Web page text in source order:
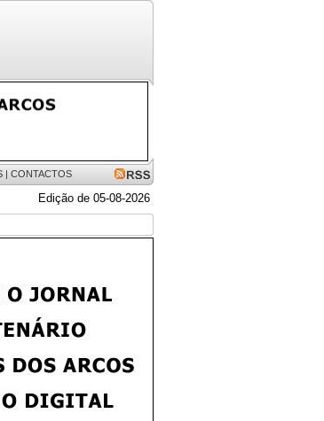
| CONTACTOS
Edição de 05-08-2026